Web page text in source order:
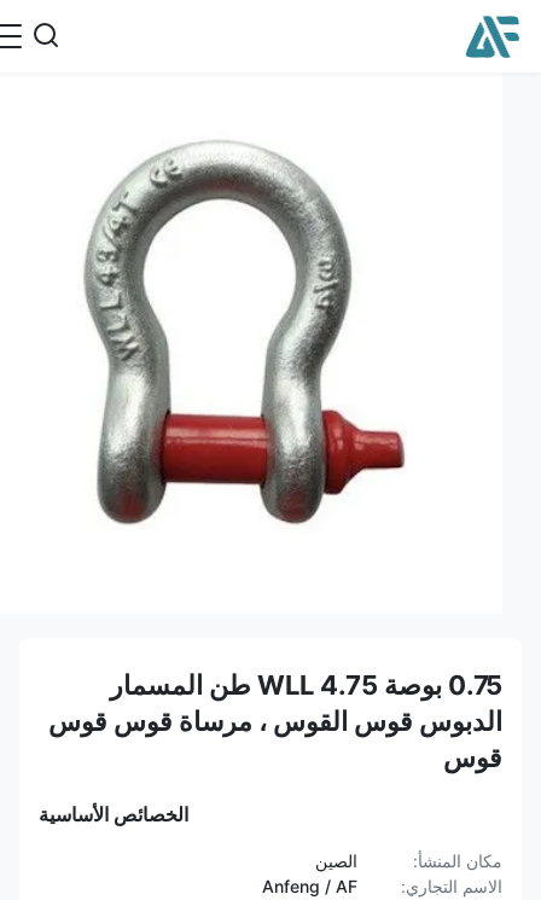
0.75 بوصة WLL 4.75 طن المسمار
الدبوس قوس القوس ، مرساة قوس قوس
قوس
الخصائص الأساسية
مكان المنشأ:
الصين
الاسم التجاري:
Anfeng / AF